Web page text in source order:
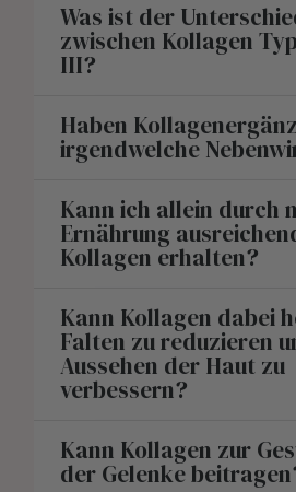
Was ist der
zwischen Kollagen
III?
Haben
irgendwelche
Kann ich allein durch
Ernährung
Kollagen erhalten?
Kann Kollagen dabei
Falten zu reduzieren
Aussehen der Haut zu
verbessern?
Kann Kollagen zur
der Gelenke